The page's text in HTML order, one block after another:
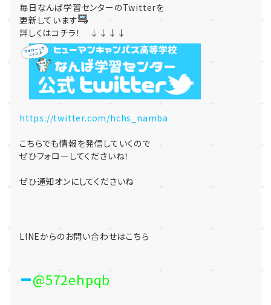
毎日なんば学習センターのTwitterを
更新しています
詳しくはコチラ！ ↓↓↓↓
https://twitter.com/hchs_namba
こちらでも情報を発信していくので
ぜひフォローしてくださいね！
ぜひ通知オンにしてくださいね
LINEからのお問い合わせはこちら
@572ehpqb